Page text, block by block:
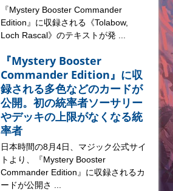
『Mystery Booster Commander
Edition』に収録される《Tolabow,
Loch Rascal》のテキストが発 ...
『Mystery Booster
Commander Edition』に収
録される多色などのカードが
公開。初の統率者ソーサリー
やデッキの上限がなくなる統
率者
日本時間の8月4日、マジック公式サイ
トより、『Mystery Booster
Commander Edition』に収録されるカ
ードが公開さ ...